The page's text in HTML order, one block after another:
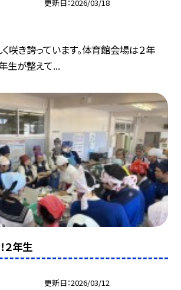
更新日 2026/03/18
咲き誇っています。体育館会場は２年
生が整えて...
２年生
更新日 2026/03/12